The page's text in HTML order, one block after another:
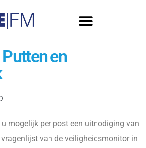
en
mogelijk per post een uitnodiging van
vragenlijst van de veiligheidsmonitor in